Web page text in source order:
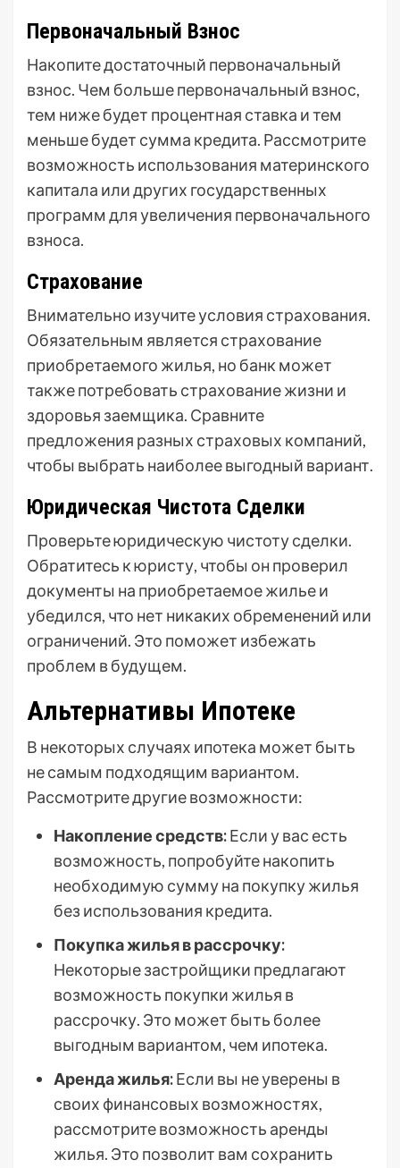
Первоначальный Взнос
Накопите достаточный первоначальный
взнос. Чем больше первоначальный взнос,
тем ниже будет процентная ставка и тем
меньше будет сумма кредита. Рассмотрите
возможность использования материнского
капитала или других государственных
программ для увеличения первоначального
взноса.
Страхование
Внимательно изучите условия страхования.
Обязательным является страхование
приобретаемого жилья, но банк может
также потребовать страхование жизни и
здоровья заемщика. Сравните
предложения разных страховых компаний,
чтобы выбрать наиболее выгодный вариант.
Юридическая Чистота Сделки
Проверьте юридическую чистоту сделки.
Обратитесь к юристу, чтобы он проверил
документы на приобретаемое жилье и
убедился, что нет никаких обременений или
ограничений. Это поможет избежать
проблем в будущем.
Альтернативы Ипотеке
В некоторых случаях ипотека может быть
не самым подходящим вариантом.
Рассмотрите другие возможности:
Накопление средств:Если у вас есть
возможность, попробуйте накопить
необходимую сумму на покупку жилья
без использования кредита.
Покупка жилья в рассрочку:
Некоторые застройщики предлагают
возможность покупки жилья в
рассрочку. Это может быть более
выгодным вариантом, чем ипотека.
Аренда жилья:Если вы не уверены в
своих финансовых возможностях,
рассмотрите возможность аренды
жилья. Это позволит вам сохранить